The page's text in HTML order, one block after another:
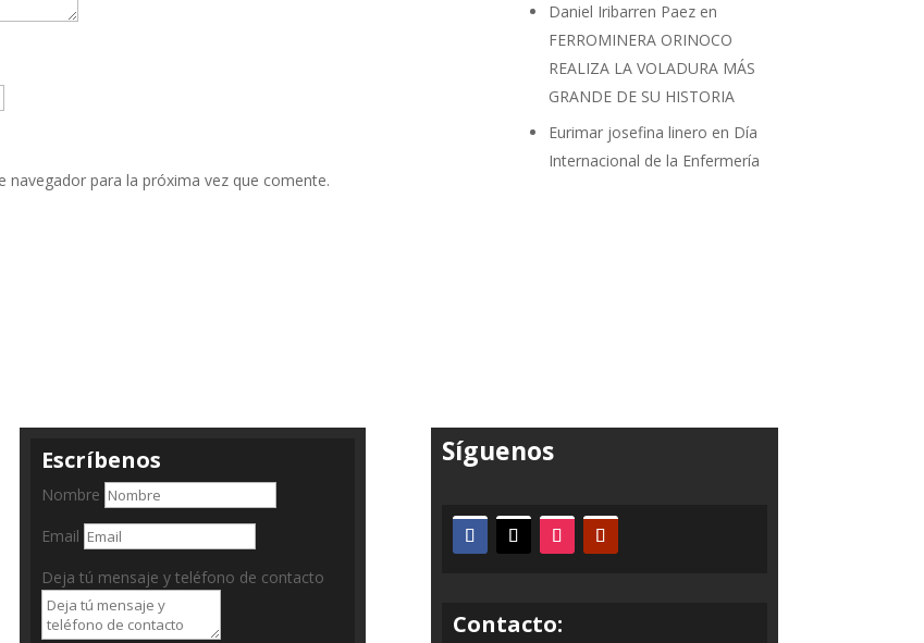
para la próxima vez que comente.
Daniel Iribarren Paez en
FERROMINERA ORINOCO
REALIZA LA VOLADURA MÁS
GRANDE DE SU HISTORIA
Eurimar josefina linero en Día
Internacional de la Enfermería
Escríbenos
Nombre
Email
Deja tú mensaje y teléfono de contacto
Síguenos
Contacto: